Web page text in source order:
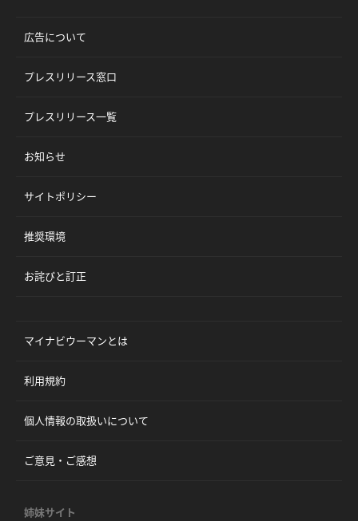
広告について
プレスリリース窓口
プレスリリース一覧
お知らせ
サイトポリシー
推奨環境
お詫びと訂正
マイナビウーマンとは
利用規約
個人情報の取扱いについて
ご意見・ご感想
姉妹サイト